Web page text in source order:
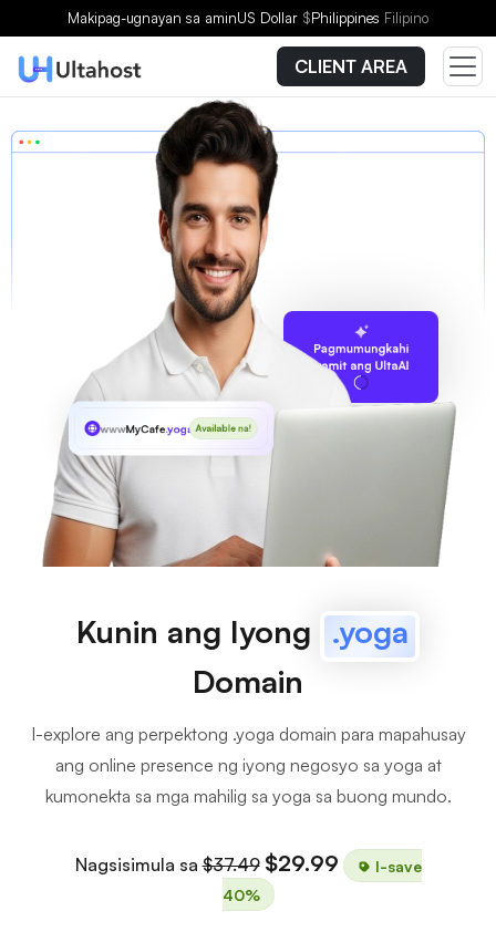
Makipag-ugnayan sa aminUS Dollar $Philippines Filipino
CLIENT AREA
Pagmumungkahi
gamit ang UltaAI
wwwMyCafe.yoga Available na!
Kunin ang Iyong .yoga
Domain
I-explore ang perpektong .yoga domain para mapahusay
ang online presence ng iyong negosyo sa yoga at
kumonekta sa mga mahilig sa yoga sa buong mundo.
Nagsisimula sa$37.49 $29.99
I-save
40%